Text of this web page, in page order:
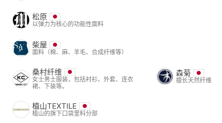
松原
以弹力为核心的功能性面料
柴屋
面料（棉、麻、羊毛、合成纤维等）
桑村纤维
女士男士服装，包括衬衫、外套、连衣
裙、下装等。
森菊
擅长天然纤维
植山TEXTILE
植山的旗下口袋里料分部